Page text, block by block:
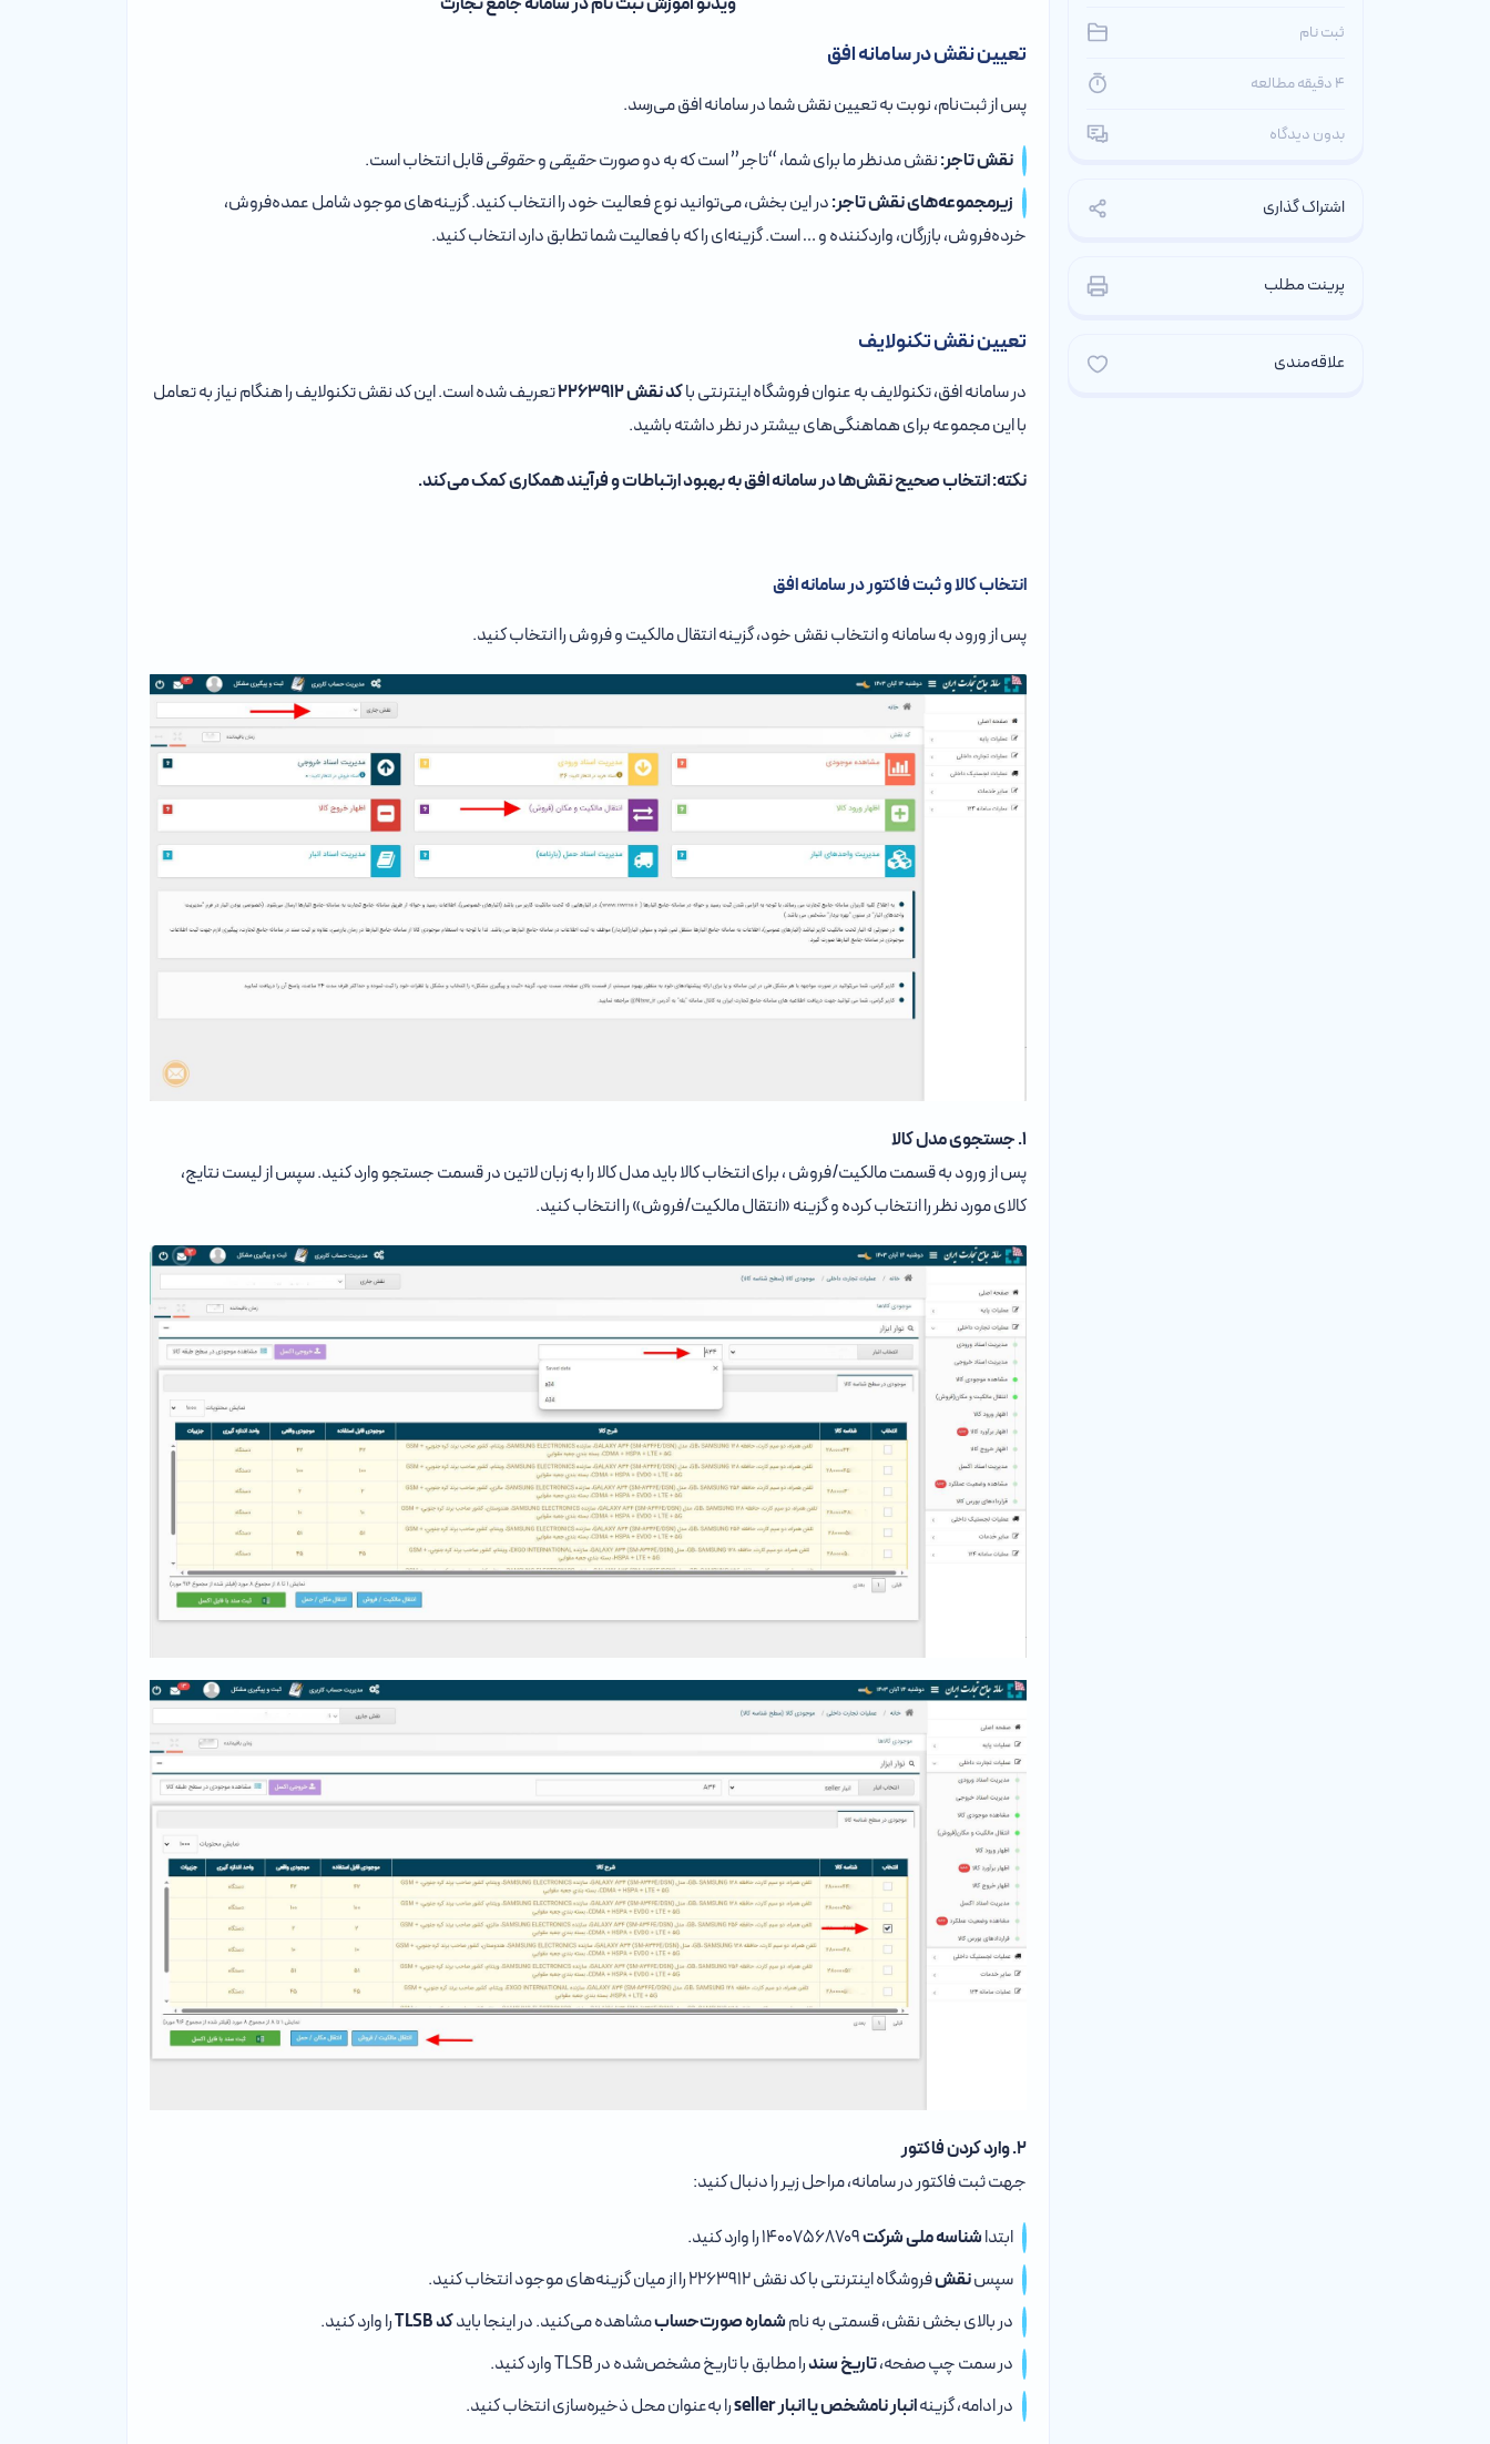
تعیین نقش در سامانه افق
پس از ثبت‌نام، نوبت به تعیین نقش شما در سامانه افق می‌رسد.
نقش تاجر:نقش مدنظر ما برای شما، “تاجر” است که به دو صورتحقیقیوحقوقیقابل انتخاب است.
زیرمجموعه‌های نقش تاجر:در این بخش، می‌توانید نوع فعالیت خود را انتخاب کنید. گزینه‌های موجود شامل عمده‌فروش،
خرده‌فروش، بازرگان، واردکننده و … است. گزینه‌ای را که با فعالیت شما تطابق دارد انتخاب کنید.
تعیین نقش تکنولایف
در سامانه افق، تکنولایف به عنوان فروشگاه اینترنتی باکد نقش ۲۲۶۳۹۱۲
تعریف شده است. این کد نقش تکنولایف را هنگام نیاز به تعامل
با این مجموعه برای هماهنگی‌های بیشتر در نظر داشته باشید.
نکته: انتخاب صحیح نقش‌ها در سامانه افق به بهبود ارتباطات و فرآیند همکاری کمک می‌کند.
انتخاب کالا و ثبت فاکتور در سامانه افق
پس از ورود به سامانه و انتخاب نقش خود، گزینه انتقال مالکیت و فروش را انتخاب کنید.
۱. جستجوی مدل کالا
پس از ورود به قسمت مالکیت/فروش ، برای انتخاب کالا باید مدل کالا را به زبان لاتین در قسمت جستجو وارد کنید. سپس از لیست نتایج،
کالای مورد نظر را انتخاب کرده و گزینه «انتقال مالکیت/فروش» را انتخاب کنید.
۲. وارد کردن فاکتور
جهت ثبت فاکتور در سامانه، مراحل زیر را دنبال کنید:
ابتداشناسه ملی شرکت
سپسنقشفروشگاه اینترنتی با کد نقش ۲۲۶۳۹۱۲
را از میان گزینه‌های موجود انتخاب کنید.
در بالای بخش نقش، قسمتی به نامشماره صورت‌حسابمشاهده می‌کنید. در اینجا بایدکد TLSB
را وارد کنید.
در سمت چپ صفحه،تاریخ سندرا مطابق با تاریخ مشخص‌شده در TLSB وارد کنید.
در ادامه، گزینهانبار نامشخص یا انبار seller را به‌عنوان محل ذخیره‌سازی انتخاب کنید.
ثبت نام
4 دقیقه مطالعه
بدون دیدگاه
اشتراک گذاری
پرینت مطلب
علاقه‌مندی